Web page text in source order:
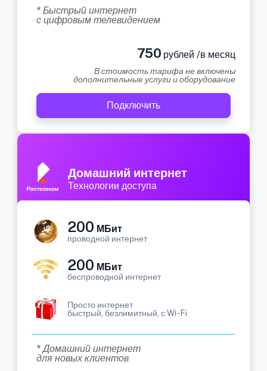
* Быстрый интернет
с цифровым телевидением
750 рублей /в месяц
В стоимость тарифа не включены
дополнительные услуги и оборудование
Подключить
Домашний интернет
Технологии доступа
200 МБит
проводной интернет
200 МБит
беспроводной интернет
Просто интернет
быстрый, безлимитный, с Wi-Fi
* Домашний интернет
для новых клиентов